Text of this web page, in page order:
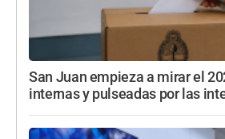
San Juan empieza a mirar el
internas y pulseadas por las